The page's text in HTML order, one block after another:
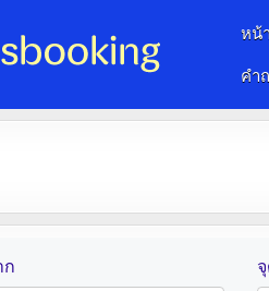
น์ 24 ชั่วโมง
หน้
คำ